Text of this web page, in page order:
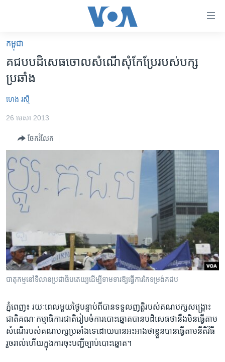
គេហទំព័រ​
ទាក់ទង
និង​
ទំព័រ​
រំលង​
និង​
សម្ព័ន្ធ​
រំលង​
និង​
ទំព័រ​
ស្វែង​
រក
កម្ពុជា
អន្តរជាតិ
កម្ពុជាច្នៃប្រតិដ្ឋ
ព្រឹត្តិការណ៍ព័ត៌មាន
ទូរទស្សន៍ / វីដេអូ​
វិទ្យុ / ផតខាសថ៍
Khmer English
បណ្តាញ​សង្គម
ភាសា
កម្ពុជា
គជប​បដិសេធ​ចោល​សំណើ​សុំ​កែប្រែ​របស់​បក្ស​
ប្រឆាំង​
ហេង រស្មី
26 មេសា 2013
ចែករំលែក
បាតុកម្ម​នៅ​ទីលាន​ប្រជាធិបតេយ្យ​ដើម្បី​ទាមទារ​ឱ្យ​ធ្វើ​ការ​កែទម្រង់​គជប
ភ្នំពេញ៖ រយៈពេល​មួយ​ថ្ងៃ​បន្ទាប់​ពី​បាន​ទទួល​ញត្តិ​របស់​គណបក្ស​សង្គ្រោះ
ជាតិ​គណៈកម្មាធិការ​ជាតិ​រៀប​ចំ​ការ​បោះ​ឆ្នោត​បាន​បដិសេធ​ថា​នឹង​មិន​ធ្វើ​តាម​
សំណើ​របស់​គណបក្ស​ប្រឆាំង​ទេ​ដោយ​បាន​អះ​អាង​ថា​ខ្លួន​បាន​ធ្វើ​តាម​នីតិ​វិធី​
រួច​រាល់​ហើយ​ក្នុង​ការ​ចុះ​បញ្ជី​ច្បាប់​បោះឆ្នោត។​